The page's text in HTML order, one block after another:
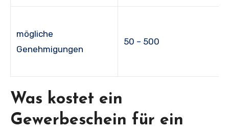
mögliche
Genehmigungen
50 – 500
Was kostet ein
Gewerbeschein für ein